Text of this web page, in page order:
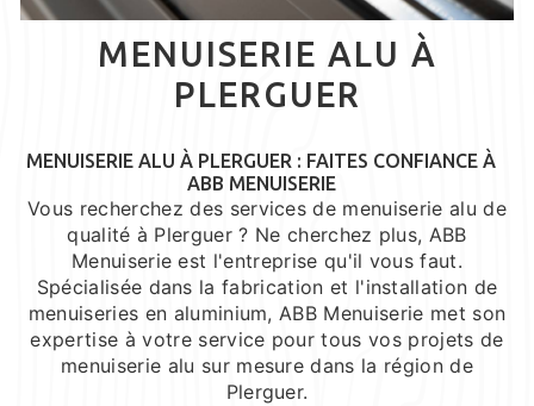
MENUISERIE ALU À
PLERGUER
MENUISERIE ALU À PLERGUER : FAITES CONFIANCE À
ABB MENUISERIE
Vous recherchez des services de menuiserie alu de
qualité à Plerguer ? Ne cherchez plus, ABB
Menuiserie est l'entreprise qu'il vous faut.
Spécialisée dans la fabrication et l'installation de
menuiseries en aluminium, ABB Menuiserie met son
expertise à votre service pour tous vos projets de
menuiserie alu sur mesure dans la région de
Plerguer.